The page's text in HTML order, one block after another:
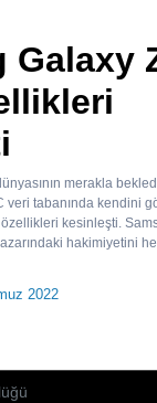
Galaxy
merakla
tabanında kendini
kesinleşti.
hakimiyetini
2022